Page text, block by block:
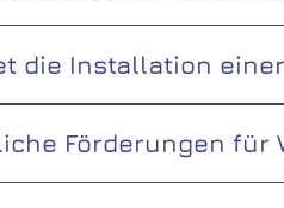
die Installation
Förderungen für